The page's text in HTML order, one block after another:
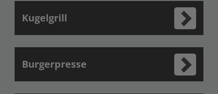
Kugelgrill
Burgerpresse